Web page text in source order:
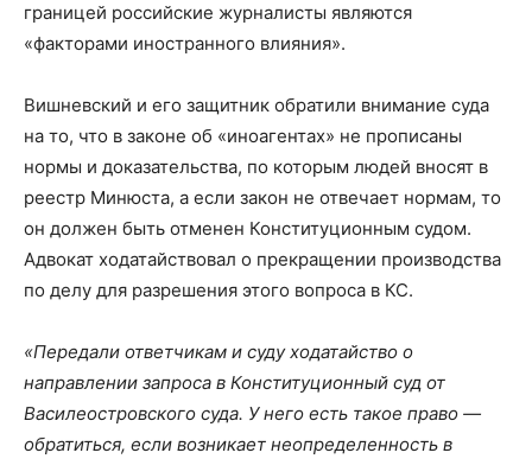
границей российские журналисты являются
«факторами иностранного влияния».
Вишневский и его защитник обратили внимание суда
на то, что в законе об «иноагентах» не прописаны
нормы и доказательства, по которым людей вносят в
реестр Минюста, а если закон не отвечает нормам, то
он должен быть отменен Конституционным судом.
Адвокат ходатайствовал о прекращении производства
по делу для разрешения этого вопроса в КС.
«Передали ответчикам и суду ходатайство о
направлении запроса в Конституционный суд от
Василеостровского суда. У него есть такое право —
обратиться, если возникает неопределенность в